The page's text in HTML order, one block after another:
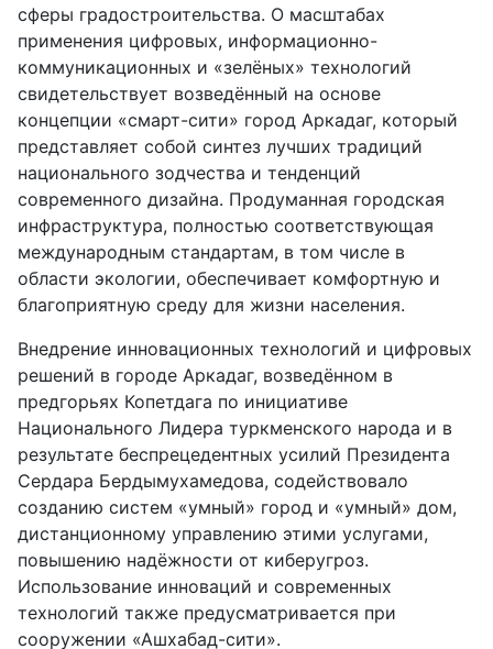
сферы градостроительства. О масштабах
применения цифровых, информационно-
коммуникационных и «зелёных» технологий
свидетельствует возведённый на основе
концепции «смарт-сити» город Аркадаг, который
представляет собой синтез лучших традиций
национального зодчества и тенденций
современного дизайна. Продуманная городская
инфраструктура, полностью соответствующая
международным стандартам, в том числе в
области экологии, обеспечивает комфортную и
благоприятную среду для жизни населения.
Внедрение инновационных технологий и цифровых
решений в городе Аркадаг, возведённом в
предгорьях Копетдага по инициативе
Национального Лидера туркменского народа и в
результате беспрецедентных усилий Президента
Сердара Бердымухамедова, содействовало
созданию систем «умный» город и «умный» дом,
дистанционному управлению этими услугами,
повышению надёжности от киберугроз.
Использование инноваций и современных
технологий также предусматривается при
сооружении «Ашхабад-сити».